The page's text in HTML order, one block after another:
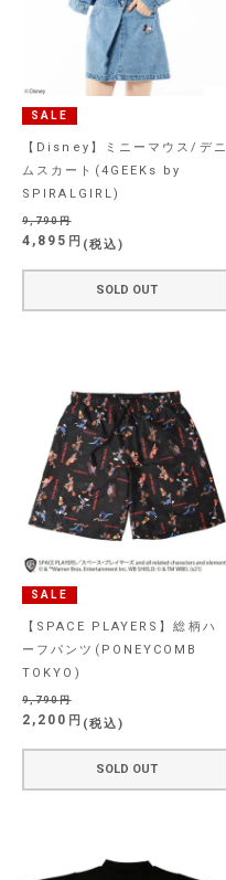
SALE
【Disney】ミニーマウス/デニ
ムスカート(4GEEKs by
SPIRALGIRL)
9,790
4,895 税込
SOLD OUT
SALE
【SPACE PLAYERS】総柄ハ
ーフパンツ(PONEYCOMB
TOKYO)
9,790
2,200 税込
SOLD OUT